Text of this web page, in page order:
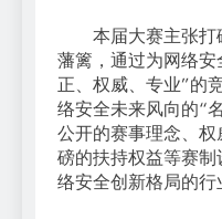
本届大赛主张打
藩篱，通过为网络
正、权威、专业”的
络安全未来风向的“
公开的赛事理念、
磅的扶持权益等赛
络安全创新格局的行